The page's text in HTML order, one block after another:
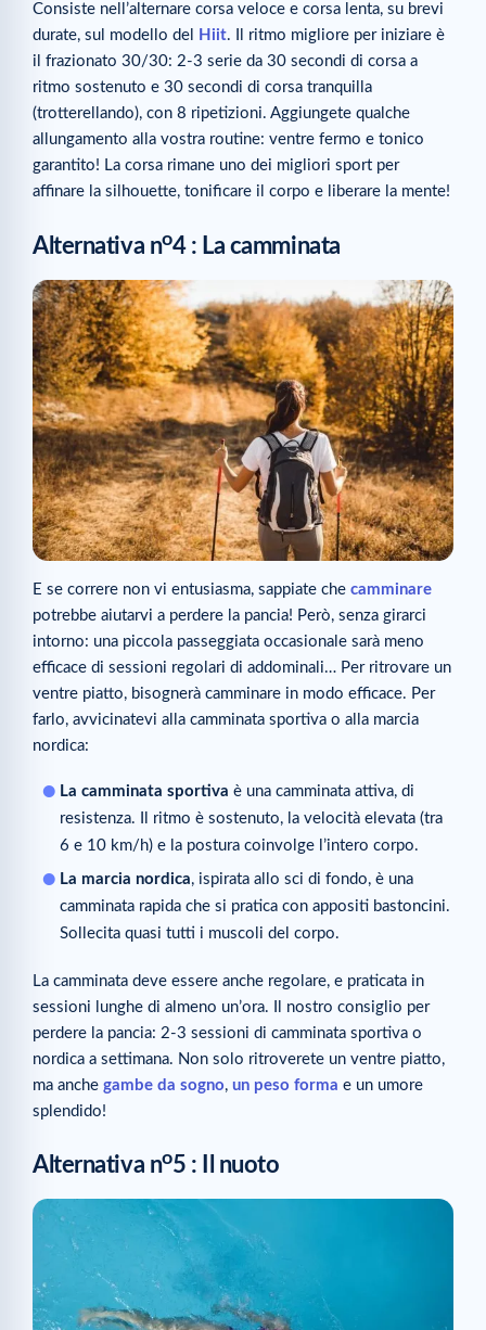
Consiste nell’alternare corsa veloce e corsa lenta, su brevi
durate, sul modello del
Hiit. Il ritmo migliore per iniziare è
il frazionato 30/30: 2-3 serie da 30 secondi di corsa a
ritmo sostenuto e 30 secondi di corsa tranquilla
(trotterellando), con 8 ripetizioni. Aggiungete qualche
allungamento alla vostra routine: ventre fermo e tonico
garantito! La corsa rimane uno dei migliori sport per
affinare la silhouette, tonificare il corpo e liberare la mente!
Alternativa no4 : La camminata
E se correre non vi entusiasma, sappiate che camminare
potrebbe aiutarvi a perdere la pancia! Però, senza girarci
intorno: una piccola passeggiata occasionale sarà meno
efficace di sessioni regolari di addominali… Per ritrovare un
ventre piatto, bisognerà camminare in modo efficace. Per
farlo, avvicinatevi alla camminata sportiva o alla marcia
nordica:
La camminata sportiva è una camminata attiva, di
resistenza. Il ritmo è sostenuto, la velocità elevata (tra
6 e 10 km/h) e la postura coinvolge l’intero corpo.
La marcia nordica, ispirata allo sci di fondo, è una
camminata rapida che si pratica con appositi bastoncini.
Sollecita quasi tutti i muscoli del corpo.
La camminata deve essere anche regolare, e praticata in
sessioni lunghe di almeno un’ora. Il nostro consiglio per
perdere la pancia: 2-3 sessioni di camminata sportiva o
nordica a settimana. Non solo ritroverete un ventre piatto,
ma anche gambe da sogno, un peso forma e un umore
splendido!
Alternativa no5 : Il nuoto